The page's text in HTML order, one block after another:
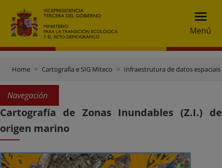
Menú
Home Cartografía e SIG Miteco Infraestrutura de datos espaciais
Navegación
Cartografía de Zonas Inundables (Z.I.) de
origen marino